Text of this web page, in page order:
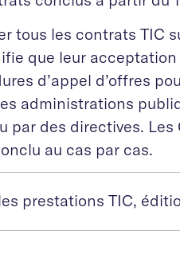
tous les contrats TIC
que leur
d’appel d’offres
administrations
par des directives. Les
au cas par cas.
prestations TIC,